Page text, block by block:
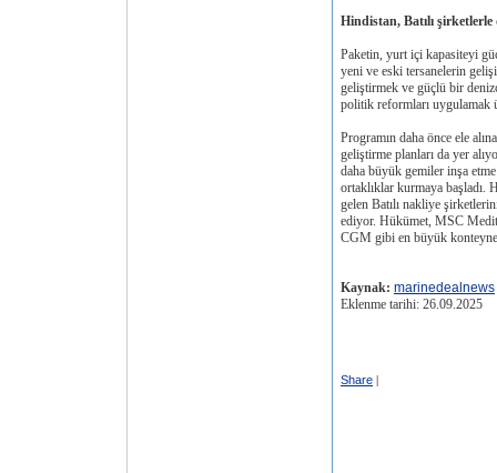
Hindistan, Batılı
Paketin, yurt içi kapasiteyi
yeni ve eski tersanelerin
geliştirmek ve güçlü bir
politik reformları uygulamak
Programın daha önce ele
geliştirme planları da yer
daha büyük gemiler inşa
ortaklıklar kurmaya başladı.
gelen Batılı nakliye
ediyor. Hükümet, MSC
CGM gibi en büyük
Kaynak: marinedealnews
Eklenme tarihi: 26.09.2025
Share |